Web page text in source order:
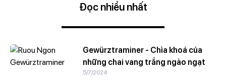
Đọc nhiều nhất
Gewürztraminer - Chìa khoá của
những chai vang trắng ngào ngạt
5/7/2024